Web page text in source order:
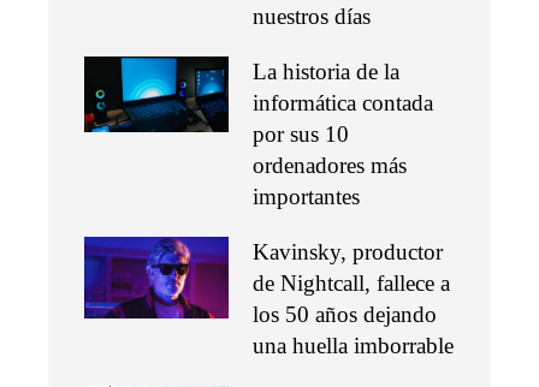
nuestros días
La historia de la
informática contada
por sus 10
ordenadores más
importantes
Kavinsky, productor
de Nightcall, fallece a
los 50 años dejando
una huella imborrable